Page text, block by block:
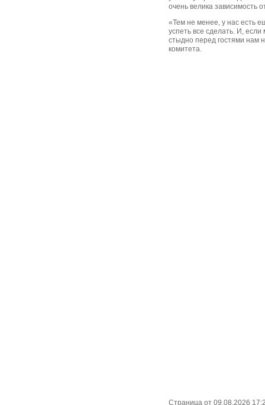
очень велика зависимость
«Тем не менее, у нас есть
успеть все сделать. И,
стыдно перед гостями нам
комитета.
Страница от 09.08.2026